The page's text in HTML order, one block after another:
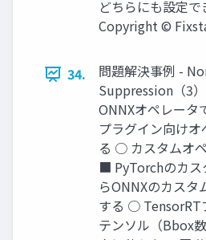
どちらにも設定
Copyright ©
34.
問題解決事例 -
Suppression（3
ONNXオペレータ
プラグイン向け
る ○ カスタムオ
■ PyTorchのカス
らONNXのカスタ
する ○ TensorRT
テンソル（Bbox